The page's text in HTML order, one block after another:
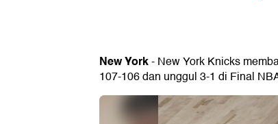
New York- New York Knicks
107-106 dan unggul 3-1 di Final